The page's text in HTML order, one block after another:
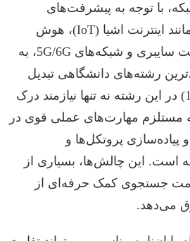
با توجه به پیشرفت‌های
چشمگیر در حوزه‌هایی مانند اینترنت اشیا (IoT)، هوش
مصنوعی در شبکه، امنیت سایبری و شبکه‌های 5G/6G، به
رشته‌های دانشگاهی تبدیل
شده است. پایان‌نامهء (1) در این رشته نه تنها نیازمند درک
مستلزم مهارت‌های عملی قوی در
پیاده‌سازی پروتکل‌ها و
است. این چالش‌ها، بسیاری از
(2) را به سمت جستجوی کمک حرفه‌ای از
می‌دهد.